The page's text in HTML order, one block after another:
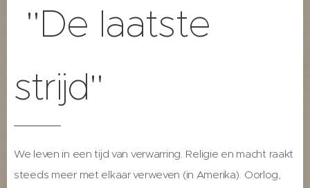
"De laatste
strijd"
We leven in een tijd van verwarring. Religie en macht raakt
steeds meer met elkaar verweven (in Amerika). Oorlog,